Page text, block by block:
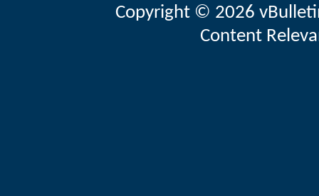
Copyright © 2026
Content